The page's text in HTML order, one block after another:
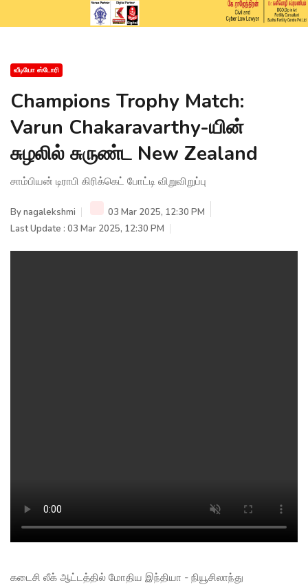
வீடியோ ஸ்டோரி
Champions Trophy Match:
Varun Chakaravarthy-யின்
சுழலில் சுருண்ட New Zealand
சாம்பியன் டிராபி கிரிக்கெட் போட்டி விறுவிறுப்பு
Bynagalekshmi
03 Mar 2025, 12:30 PM
Last Update : 03 Mar 2025, 12:30 PM
கடைசி லீக் ஆட்டத்தில் மோதிய இந்தியா - நியூசிலாந்து